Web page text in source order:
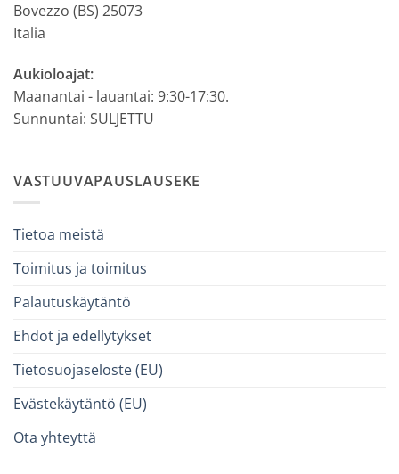
Bovezzo (BS) 25073
Italia
Aukioloajat:
Maanantai - lauantai: 9:30-17:30.
Sunnuntai: SULJETTU
VASTUUVAPAUSLAUSEKE
Tietoa meistä
Toimitus ja toimitus
Palautuskäytäntö
Ehdot ja edellytykset
Tietosuojaseloste (EU)
Evästekäytäntö (EU)
Ota yhteyttä